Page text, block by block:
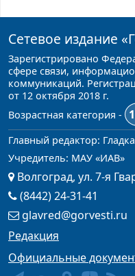
Сетевое издание
Зарегистрировано
сфере связи,
коммуникаций.
от 12 октября 2018 г.
Возрастная категория -
Главный редактор:
Учредитель: МАУ «ИАВ»
Волгоград, ул. 7-я
(8442) 24-31-41
glavred@gorvesti.ru
Редакция
Официальные